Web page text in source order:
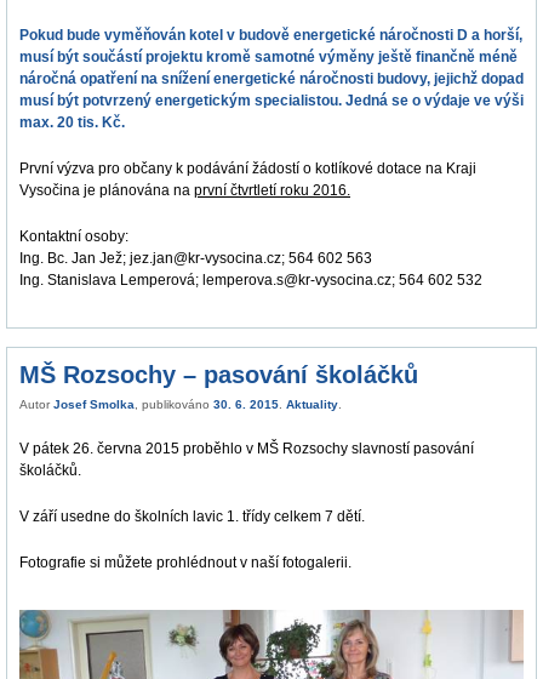
Pokud bude vyměňován kotel v budově energetické náročnosti D a horší,
musí být součástí projektu kromě samotné výměny ještě finančně méně
náročná opatření na snížení energetické náročnosti budovy, jejichž dopad
musí být potvrzený energetickým specialistou. Jedná se o výdaje ve výši
max. 20 tis. Kč.
První výzva pro občany k podávání žádostí o kotlíkové dotace na Kraji
Vysočina je plánována na první čtvrtletí roku 2016.
Kontaktní osoby:
Ing. Bc. Jan Jež; jez.jan@kr-vysocina.cz; 564 602 563
Ing. Stanislava Lemperová; lemperova.s@kr-vysocina.cz; 564 602 532
MŠ Rozsochy – pasování školáčků
Autor Josef Smolka, publikováno 30. 6. 2015. Aktuality.
V pátek 26. června 2015 proběhlo v MŠ Rozsochy slavností pasování
školáčků.
V září usedne do školních lavic 1. třídy celkem 7 dětí.
Fotografie si můžete prohlédnout v naší fotogalerii.